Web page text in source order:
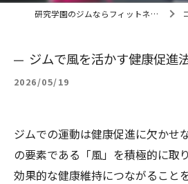
研究学園のジムならフィットネススタジオD-BOX コ
ジムで風を活かす健康促進
2026/05/19
ジムでの運動は健康促進に欠かせ
の要素である「風」を積極的に取
効果的な健康維持につながること